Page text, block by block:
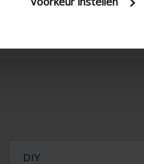
DIY